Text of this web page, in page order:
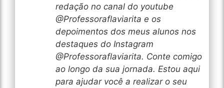
redação no canal do youtube
@Professoraflaviarita e os
depoimentos dos meus alunos nos
destaques do Instagram
@Professoraflaviarita. Conte comigo
ao longo da sua jornada. Estou aqui
para ajudar você a realizar o seu